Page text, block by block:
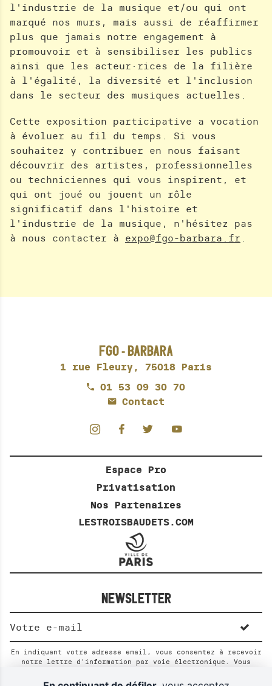
l'industrie de la musique et/ou qui ont
marqué nos murs, mais aussi de réaffirmer
plus que jamais notre engagement à
promouvoir et à sensibiliser les publics
ainsi que les acteur·rices de la filière
à l'égalité, la diversité et l'inclusion
dans le secteur des musiques actuelles.
Cette exposition participative a vocation
à évoluer au fil du temps. Si vous
souhaitez y contribuer en nous faisant
découvrir des artistes, professionnelles
ou techniciennes qui vous inspirent, et
qui ont joué ou jouent un rôle
significatif dans l'histoire et
l'industrie de la musique, n'hésitez pas
à nous contacter à expo@fgo-barbara.fr .
FGO - BARBARA
1 rue Fleury, 75018 Paris
01 53 09 30 70
Contact
Espace Pro
Privatisation
Nos Partenaires
LESTROISBAUDETS.COM
NEWSLETTER
En indiquant votre adresse email, vous consentez à recevoir
notre lettre d'information par voie électronique. Vous
désinscription ou en nous contactant. Pour en savoir plus,